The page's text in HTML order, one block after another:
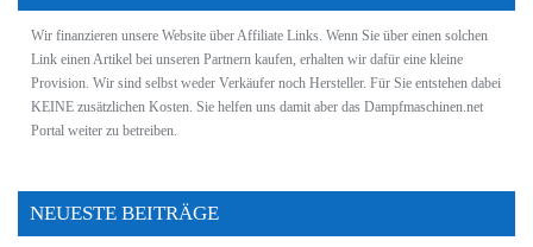
Wir finanzieren unsere Website über Affiliate Links. Wenn Sie über einen solchen
Link einen Artikel bei unseren Partnern kaufen, erhalten wir dafür eine kleine
Provision. Wir sind selbst weder Verkäufer noch Hersteller. Für Sie entstehen dabei
KEINE zusätzlichen Kosten. Sie helfen uns damit aber das Dampfmaschinen.net
Portal weiter zu betreiben.
NEUESTE BEITRÄGE